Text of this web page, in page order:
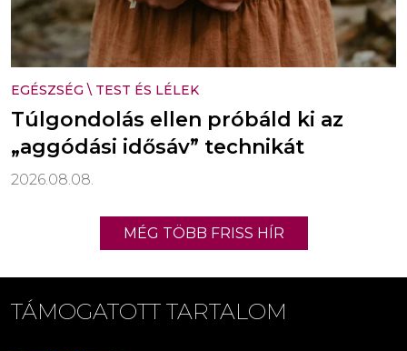
EGÉSZSÉG \ TEST ÉS LÉLEK
Túlgondolás ellen próbáld ki az
„aggódási idősáv” technikát
2026.08.08.
MÉG TÖBB FRISS HÍR
TÁMOGATOTT TARTALOM